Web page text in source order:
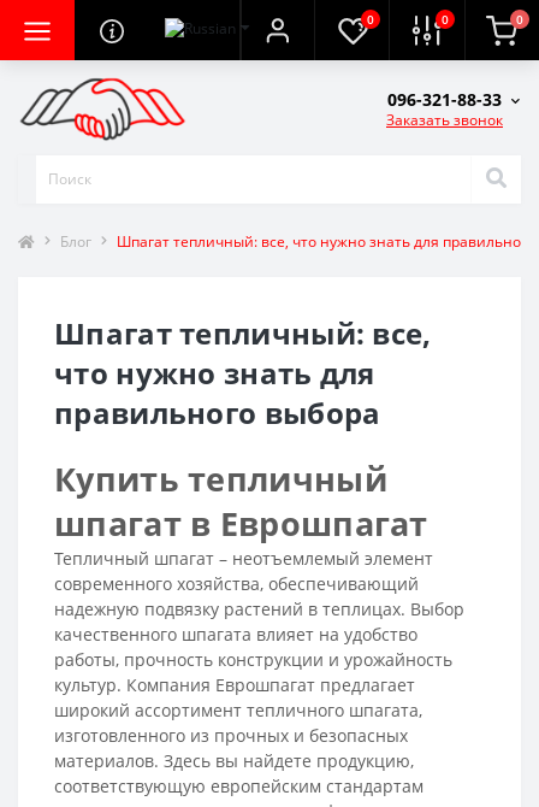
0 0 0
096-321-88-33
Заказать звонок
Блог Шпагат тепличный: все, что нужно знать для
Шпагат тепличный: все,
что нужно знать для
правильного выбора
Купить тепличный
шпагат в Еврошпагат
Тепличный шпагат – неотъемлемый элемент
современного хозяйства, обеспечивающий
надежную подвязку растений в теплицах. Выбор
качественного шпагата влияет на удобство
работы, прочность конструкции и урожайность
культур. Компания Еврошпагат предлагает
широкий ассортимент тепличного шпагата,
изготовленного из прочных и безопасных
материалов. Здесь вы найдете продукцию,
соответствующую европейским стандартам